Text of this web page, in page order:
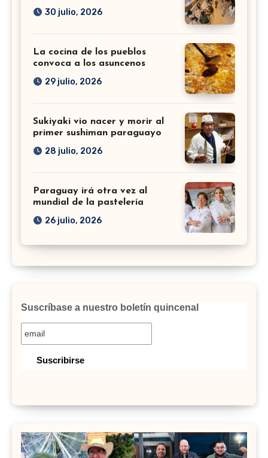
30 julio, 2026
La cocina de los pueblos
convoca a los asuncenos
29 julio, 2026
Sukiyaki vio nacer y morir al
primer sushiman paraguayo
28 julio, 2026
Paraguay irá otra vez al
mundial de la pastelería
26 julio, 2026
Suscríbase a nuestro boletín quincenal